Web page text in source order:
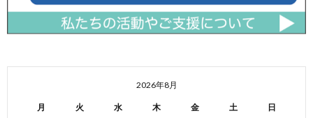
2026年8月
月 火 水 木 金 土 日